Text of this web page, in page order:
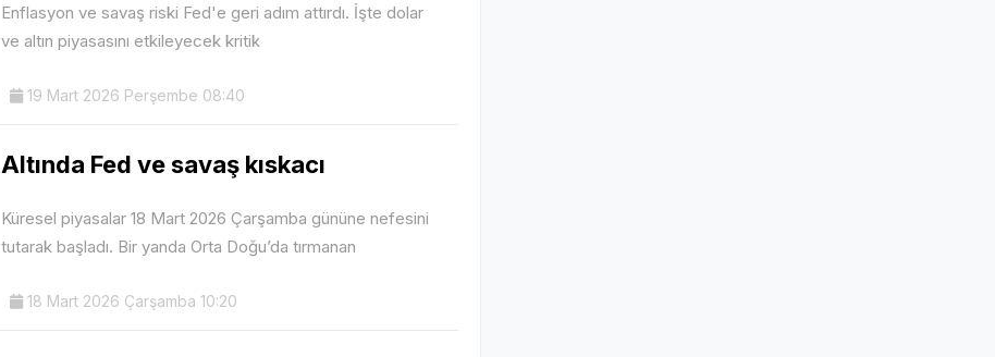
Enflasyon ve savaş riski Fed'e geri adım attırdı. İşte dolar
ve altın piyasasını etkileyecek kritik
19 Mart 2026 Perşembe 08:40
Altında Fed ve savaş kıskacı
Küresel piyasalar 18 Mart 2026 Çarşamba gününe nefesini
tutarak başladı. Bir yanda Orta Doğu’da tırmanan
18 Mart 2026 Çarşamba 10:20